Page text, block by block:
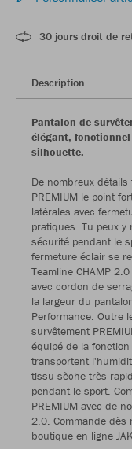
30 jours droit de
Description
Pantalon de
élégant,
silhouette.
De nombreux
PREMIUM le point
latérales avec
pratiques. Tu peux
sécurité pendant le
fermeture éclair se
Teamline CHAMP
avec cordon de
la largeur du
Performance. Outre
survêtement
équipé de la
transportent
tissu sèche très
pendant le sport.
PREMIUM avec de
2.0. Commande dès
boutique en ligne